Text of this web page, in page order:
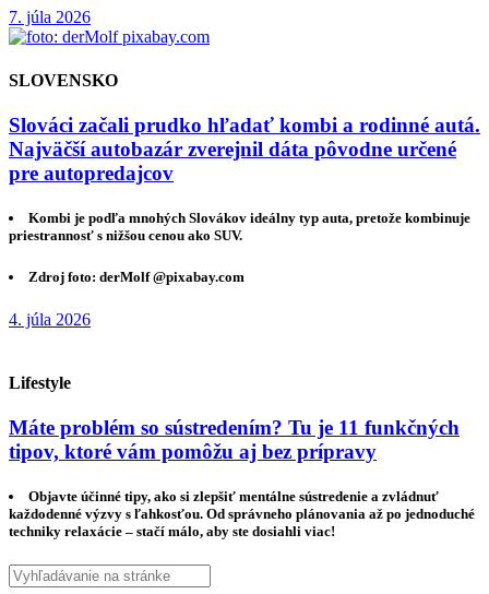
7. júla 2026
SLOVENSKO
Slováci začali prudko hľadať kombi a rodinné autá.
Najväčší autobazár zverejnil dáta pôvodne určené
pre autopredajcov
Kombi je podľa mnohých Slovákov ideálny typ auta, pretože kombinuje
priestrannosť s nižšou cenou ako SUV.
Zdroj foto: derMolf @pixabay.com
4. júla 2026
Lifestyle
Máte problém so sústredením? Tu je 11 funkčných
tipov, ktoré vám pomôžu aj bez prípravy
Objavte účinné tipy, ako si zlepšiť mentálne sústredenie a zvládnuť
každodenné výzvy s ľahkosťou. Od správneho plánovania až po jednoduché
techniky relaxácie – stačí málo, aby ste dosiahli viac!